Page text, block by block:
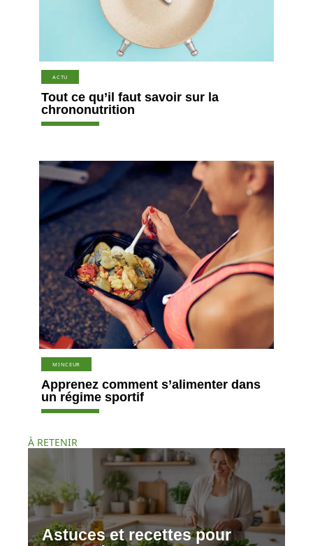
ACTU
Tout ce qu’il faut savoir sur la
chrononutrition
MINCEUR
Apprenez comment s’alimenter dans
un régime sportif
À RETENIR
Astuces et recettes pour